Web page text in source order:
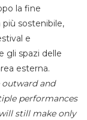
la fine
sostenibile,
e
gli spazi delle
esterna.
and
performances
still make only